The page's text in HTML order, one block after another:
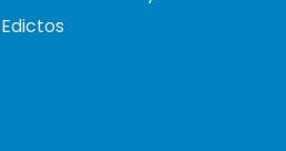
Edictos